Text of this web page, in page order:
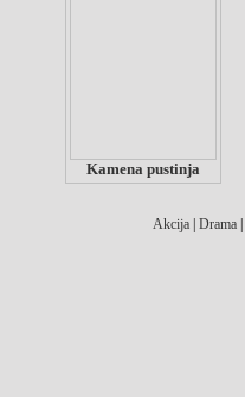
Kamena pustinja
Akcija| Drama|